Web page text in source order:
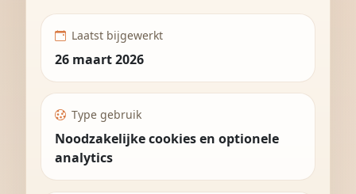
Laatst bijgewerkt
26 maart 2026
Type gebruik
Noodzakelijke cookies en optionele
analytics